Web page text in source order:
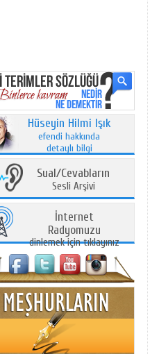
Hüseyin Hilmi Işık
efendi hakkında
detaylı bilgi
Sual/Cevabların
Sesli Arşivi
İnternet
Radyomuzu
dinlemek için tıklayınız